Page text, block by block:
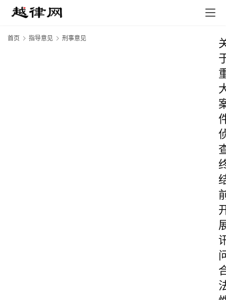
首页 指导意见 刑事意见